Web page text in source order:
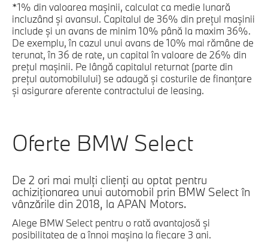
*1% din valoarea mașinii, calculat ca medie lunară
incluzând și avansul. Capitalul de 36% din prețul mașinii
include și un avans de minim 10% până la maxim 36%.
De exemplu, în cazul unui avans de 10% mai rămâne de
terunat, în 36 de rate, un capital în valoare de 26% din
prețul mașinii. Pe lângă capitalul returnat (parte din
prețul automobilului) se adaugă și costurile de finanțare
și asigurare aferente contractului de leasing.
Oferte BMW Select
De 2 ori mai mulți clienți au optat pentru
achiziționarea unui automobil prin BMW Select în
vânzările din 2018, la APAN Motors.
Alege BMW Select pentru o rată avantajosă și
posibilitatea de a înnoi mașina la fiecare 3 ani.